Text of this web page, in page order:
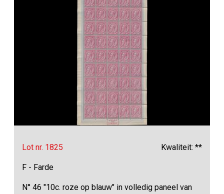
Lot nr. 1825 Kwaliteit: **
F - Farde
N° 46 "10c. roze op blauw" in volledig paneel van